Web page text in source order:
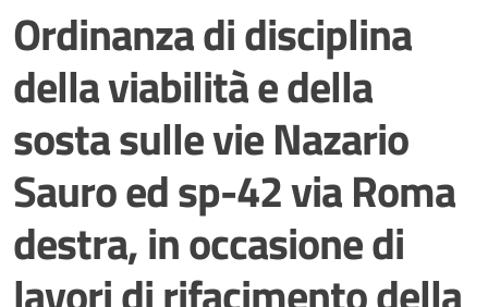
Ordinanza di disciplina
della viabilità e della
sosta sulle vie Nazario
Sauro ed sp-42 via Roma
destra, in occasione di